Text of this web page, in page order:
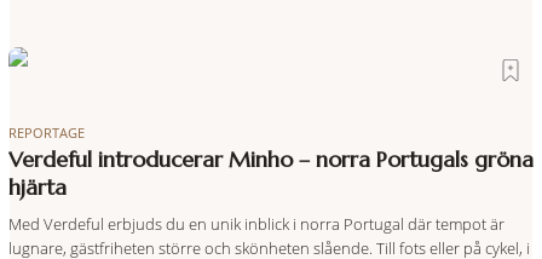
REPORTAGE
Verdeful introducerar Minho – norra Portugals gröna
hjärta
Med Verdeful erbjuds du en unik inblick i norra Portugal där tempot är
lugnare, gästfriheten större och skönheten slående. Till fots eller på cykel, i